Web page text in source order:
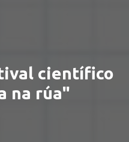
científico
na rúa"